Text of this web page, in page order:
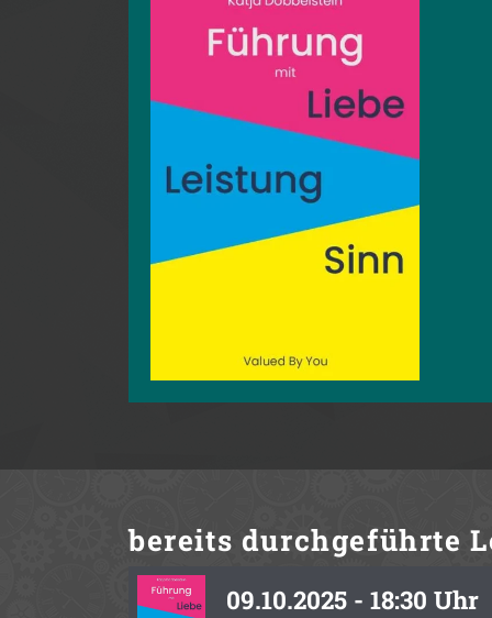
bereits durchgeführte
09.10.2025 - 18:30 Uhr